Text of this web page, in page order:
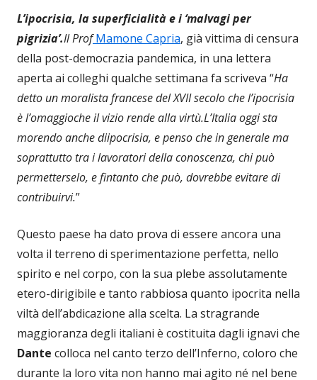
L’ipocrisia, la superficialità e i ‘malvagi per
pigrizia’.Il ProfMamone Capria, già vittima di censura
della post-democrazia pandemica, in una lettera
aperta ai colleghi qualche settimana fa scriveva “Ha
detto un moralista francese del XVII secolo chel’ipocrisia
è l’omaggioche il vizio rende alla virtù.L’Italia oggi sta
morendo anche diipocrisia, e penso che in generale ma
soprattutto tra i lavoratori della conoscenza, chi può
permetterselo, e fintanto che può, dovrebbe evitare di
contribuirvi.”
Questo paese ha dato prova di essere ancora una
volta il terreno di sperimentazione perfetta, nello
spirito e nel corpo, con la sua plebe assolutamente
etero-dirigibile e tanto rabbiosa quanto ipocrita nella
viltà dell’abdicazione alla scelta. La stragrande
maggioranza degli italiani è costituita dagli ignavi che
Dante colloca nel canto terzo dell’Inferno, coloro che
durante la loro vita non hanno mai agito né nel bene